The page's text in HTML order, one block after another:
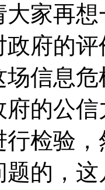
家再
政府的
信息
的公
行检验
的，